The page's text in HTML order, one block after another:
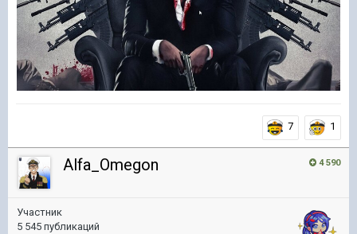
7 1
4 590
Alfa_Omegon
Участник
5 545 публикаций